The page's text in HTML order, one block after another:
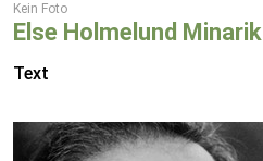
Kein Foto
Else Holmelund Minarik
Text